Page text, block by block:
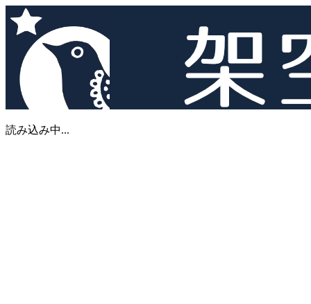
読み込み中...